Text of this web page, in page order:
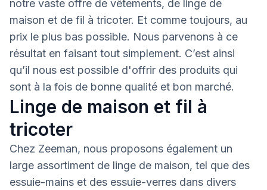
notre vaste offre de vêtements, de linge de
maison et de fil à tricoter. Et comme toujours, au
prix le plus bas possible. Nous parvenons à ce
résultat en faisant tout simplement. C’est ainsi
qu’il nous est possible d'offrir des produits qui
sont à la fois de bonne qualité et bon marché.
Linge de maison et fil à
tricoter
Chez Zeeman, nous proposons également un
large assortiment de linge de maison, tel que des
essuie-mains et des essuie-verres dans divers